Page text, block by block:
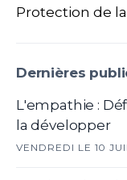
Protection de la
Dernières
L'empathie :
la développer
VENDREDI LE 10